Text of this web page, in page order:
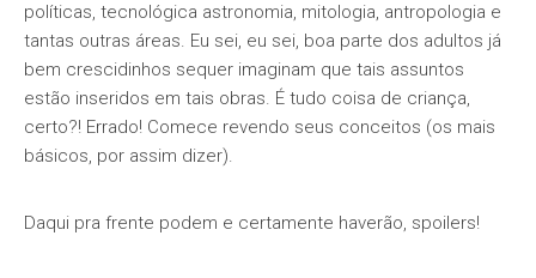
políticas, tecnológica astronomia, mitologia, antropologia e
tantas outras áreas. Eu sei, eu sei, boa parte dos adultos já
bem crescidinhos sequer imaginam que tais assuntos
estão inseridos em tais obras. É tudo coisa de criança,
certo?! Errado! Comece revendo seus conceitos (os mais
básicos, por assim dizer).
Daqui pra frente podem e certamente haverão, spoilers!